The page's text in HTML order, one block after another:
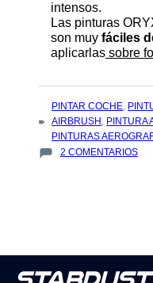
intensos.
Las pinturas
son muy fáciles
aplicarlas sobre
TAGS
:
PINTAR COCHE,
AIRBRUSH , PINTURA
PINTURAS
2 COMENTARIOSEN